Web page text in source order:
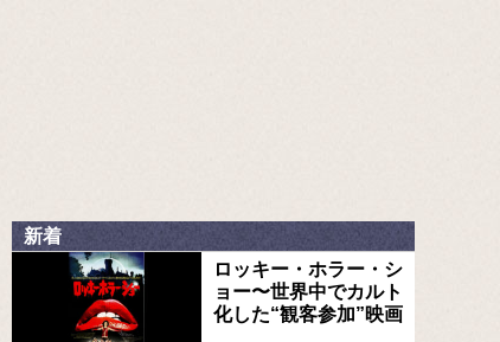
新着
ロッキー・ホラー・シ
ョー〜世界中でカルト
化した“観客参加”映画